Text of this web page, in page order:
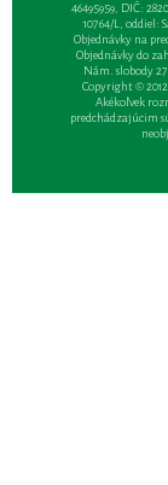
46495959, DIČ:
10764/L, oddiel:
Objednávky na
Objednávky do
Nám. slobody
Copyright ©
Akékoľvek
predchádzajúcim